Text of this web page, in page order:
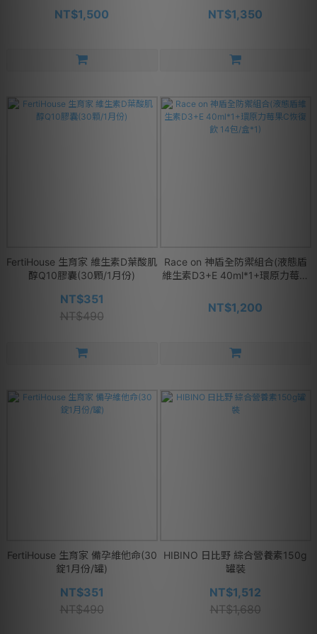
NT$1,500 NT$1,350
FertiHouse 生育家 維生素D葉酸肌
醇Q10膠囊(30顆/1月份)
NT$351
NT$490
Race on 神盾全防禦組合(液態盾
維生素D3+E 40ml*1+環原力莓果
NT$1,200
FertiHouse 生育家 備孕維他命(30
錠1月份/罐)
NT$351
NT$490
HIBINO 日比野 綜合營養素150g
罐裝
NT$1,512
NT$1,680